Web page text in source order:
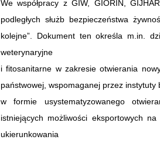
We współpracy z GIW, GIORIN,
podległych służb bezpieczeństwa
kolejne”. Dokument ten określa m.in.
weterynaryjne
i fitosanitarne w zakresie otwierania
państwowej, wspomaganej przez instytuty
w formie usystematyzowanego
istniejących możliwości eksportowych
ukierunkowania